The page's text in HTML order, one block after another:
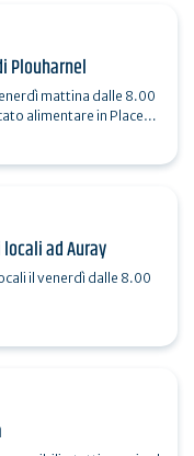
Plouharnel
mattina dalle 8.00
alimentare in Place
ad Auray
il venerdì dalle 8.00